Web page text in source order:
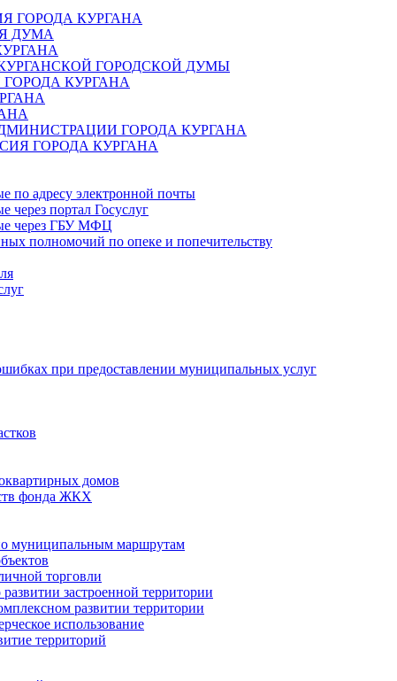
ГОРОДА КУРГАНА
ДУМА
ГОРОДСКОЙ ДУМЫ
КУРГАНА
ГОРОДА КУРГАНА
ГОРОДА КУРГАНА
по адресу электронной почты
через портал Госуслуг
через ГБУ МФЦ
полномочий по опеке и попечительству
при предоставлении муниципальных услуг
домов
фонда ЖКХ
муниципальным маршрутам
торговли
застроенной территории
развитии территории
использование
территорий